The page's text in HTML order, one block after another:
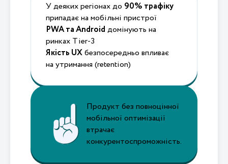
У деяких регіонах до 90% трафіку
припадає на мобільні пристрої
PWA та Android домінують на
ринках Tier-3
Якість UXбезпосередньо впливає
на утримання (retention)
Продукт без повноцінної
мобільної оптимізації
втрачає
конкурентоспромо­жність.